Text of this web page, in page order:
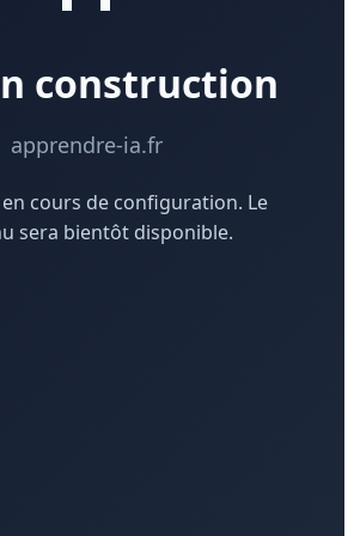
construction
apprendre-ia.fr
en cours de configuration. Le
sera bientôt disponible.